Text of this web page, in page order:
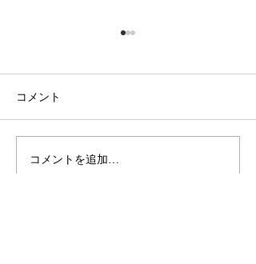
R8年度白河市キャリアサ
コメント
コメントを追加…